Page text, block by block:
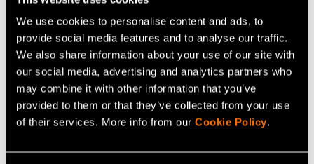
We use cookies to personalise content and ads, to
provide social media features and to analyse our traffic.
We also share information about your use of our site with
our social media, advertising and analytics partners who
may combine it with other information that you’ve
provided to them or that they’ve collected from your use
of their services. More info from our Cookie Policy.
Referenssit
11 huhtikuu 2023